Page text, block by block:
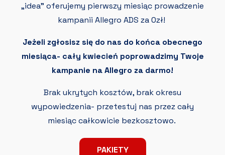
„idea” oferujemy pierwszy miesiąc prowadzenie
kampanii Allegro ADS za 0zł!
Jeżeli zgłosisz się do nas do końca obecnego
miesiąca- cały kwiecień poprowadzimy Twoje
kampanie na Allegro za darmo!
Brak ukrytych kosztów, brak okresu
wypowiedzenia- przetestuj nas przez cały
miesiąc całkowicie bezkosztowo.
PAKIETY